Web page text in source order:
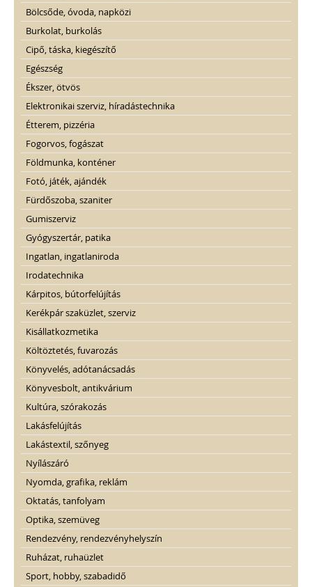
Bölcsőde, óvoda, napközi
Burkolat, burkolás
Cipő, táska, kiegészítő
Egészség
Ékszer, ötvös
Elektronikai szerviz, híradástechnika
Étterem, pizzéria
Fogorvos, fogászat
Földmunka, konténer
Fotó, játék, ajándék
Fürdőszoba, szaniter
Gumiszerviz
Gyógyszertár, patika
Ingatlan, ingatlaniroda
Irodatechnika
Kárpitos, bútorfelújítás
Kerékpár szaküzlet, szerviz
Kisállatkozmetika
Költöztetés, fuvarozás
Könyvelés, adótanácsadás
Könyvesbolt, antikvárium
Kultúra, szórakozás
Lakásfelújítás
Lakástextil, szőnyeg
Nyílászáró
Nyomda, grafika, reklám
Oktatás, tanfolyam
Optika, szemüveg
Rendezvény, rendezvényhelyszín
Ruházat, ruhaüzlet
Sport, hobby, szabadidő